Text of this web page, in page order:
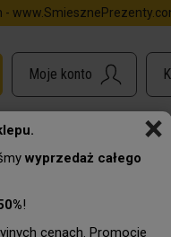
×
wyprzedaż całego
!
cenach. Promocje
-
Wyprzedaż do -